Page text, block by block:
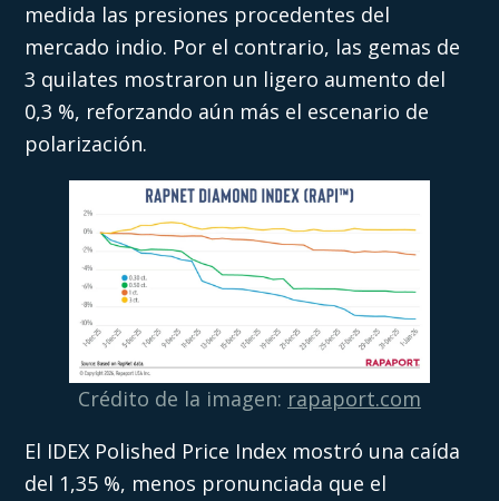
medida las presiones procedentes del
mercado indio. Por el contrario, las gemas de
3 quilates mostraron un ligero aumento del
0,3 %, reforzando aún más el escenario de
polarización.
Crédito de la imagen: rapaport.com
El IDEX Polished Price Index mostró una caída
del 1,35 %, menos pronunciada que el